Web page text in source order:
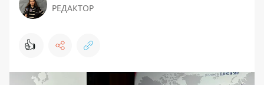
РЕДАКТОР
👍